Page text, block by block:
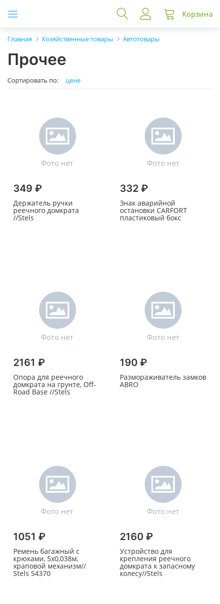
Корзина
Главная Хозяйственные товары Автотовары
Прочее
Сортировать по: цене
349 ₽
Держатель ручки
реечного домкрата
//Stels
332 ₽
Знак аварийной
остановки CARFORT
пластиковый бокс
2161 ₽
Опора для реечного
домкрата на грунте, Off-
Road Base //Stels
190 ₽
Размораживатель замков
ABRO
1051 ₽
Ремень багажный с
крюками, 5х0,038м,
храповой механизм//
Stels 54370
2160 ₽
Устройство для
крепления реечного
домкрата к запасному
колесу//Stels